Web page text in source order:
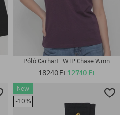
Elérhető méretek:
Póló Carhartt WIP Chase Wmn
18240 Ft 12740 Ft
New
-10%